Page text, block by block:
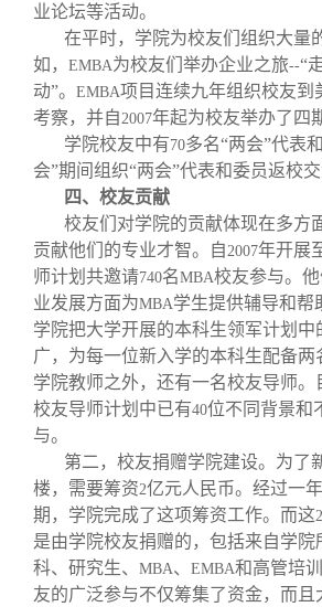
业论坛等活动。
在平时，学院为校友们组织大量
如， EMBA为校友们举办企业之旅--“
动”。 EMBA项目连续九年组织校友到
考察，并自 2007年起为校友举办了四
学院校友中有70多名“两会”代表
会”期间组织“两会”代表和委员返校交
四、校友贡献
校友们对学院的贡献体现在多方
贡献他们的专业才智。自 2007年开展
师计划共邀请740名MBA校友参与。
业发展方面为MBA学生提供辅导和帮
学院把大学开展的本科生领军计划中
广，为每一位新入学的本科生配备两
学院教师之外，还有一名校友导师。
校友导师计划中已有40位不同背景和
与。
第二，校友捐赠学院建设。为了
楼，需要筹资2亿元人民币。经过一
期，学院完成了这项筹资工作。而这2
是由学院校友捐赠的，包括来自学院
科、研究生、 MBA、 EMBA和高管培
友的广泛参与不仅筹集了资金，而且